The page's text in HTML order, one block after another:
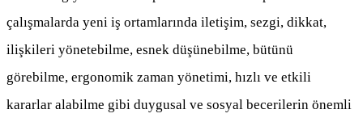
çalışmalarda yeni iş ortamlarında iletişim, sezgi, dikkat,
ilişkileri yönetebilme, esnek düşünebilme, bütünü
görebilme, ergonomik zaman yönetimi, hızlı ve etkili
kararlar alabilme gibi duygusal ve sosyal becerilerin önemli